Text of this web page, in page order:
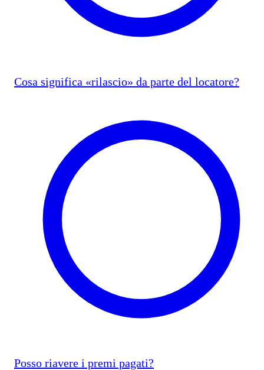
Cosa significa «rilascio» da parte del locatore?
Posso riavere i premi pagati?